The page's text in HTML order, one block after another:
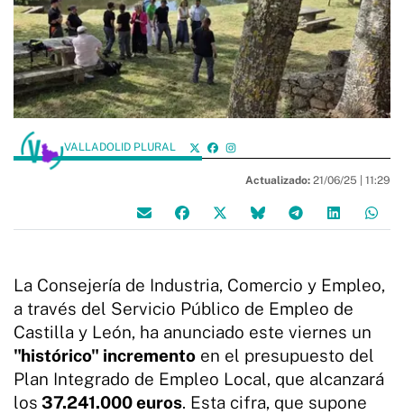
VALLADOLID PLURAL
Actualizado: 21/06/25 | 11:29
La Consejería de Industria, Comercio y Empleo,
a través del Servicio Público de Empleo de
Castilla y León, ha anunciado este viernes un
"histórico" incremento en el presupuesto del
Plan Integrado de Empleo Local, que alcanzará
los 37.241.000 euros. Esta cifra, que supone